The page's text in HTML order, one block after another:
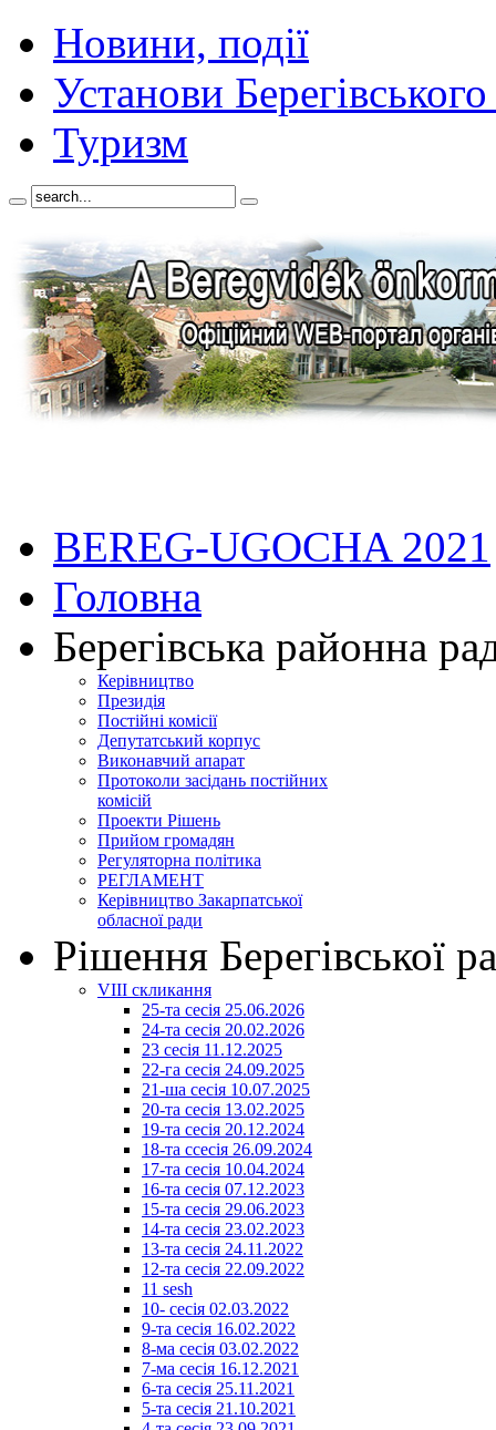
Новини, події
Установи
Туризм
BEREG-UGOCHA 2021
Головна
Берегівська районна
Керівництво
Президія
Постійні комісії
Депутатський корпус
Виконавчий апарат
Протоколи засідань постійних
комісій
Проекти Рішень
Прийом громадян
Регуляторна політика
РЕГЛАМЕНТ
Керівництво Закарпатської
обласної ради
Рішення Берегівської
VIII скликання
25-та сесія 25.06.2026
24-та сесія 20.02.2026
23 сесія 11.12.2025
22-га сесія 24.09.2025
21-ша сесія 10.07.2025
20-та сесія 13.02.2025
19-та сесія 20.12.2024
18-та ссесія 26.09.2024
17-та сесія 10.04.2024
16-та сесія 07.12.2023
15-та сесія 29.06.2023
14-та сесія 23.02.2023
13-та сесія 24.11.2022
12-та сесія 22.09.2022
11 sesh
10- сесія 02.03.2022
9-та сесія 16.02.2022
8-ма сесія 03.02.2022
7-ма сесія 16.12.2021
6-та сесія 25.11.2021
5-та сесія 21.10.2021